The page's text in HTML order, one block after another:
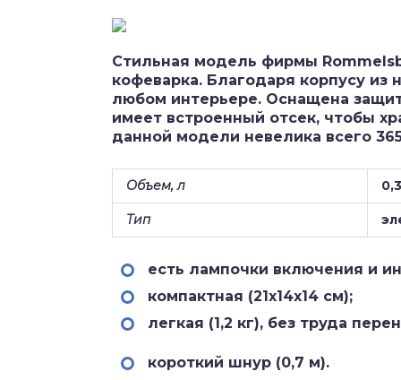
Стильная модель фирмы
кофеварка. Благодаря корпусу
любом интерьере. Оснащена
имеет встроенный отсек, чтобы
данной модели невелика всего
Объем, л 0,3
Тип
есть лампочки включения и
компактная (21х14х14 см);
легкая (1,2 кг), без труда
короткий шнур (0,7 м).